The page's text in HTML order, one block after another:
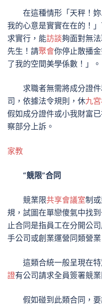
在這種情形「天秤！
我的心意是實實在在的！
求實行，能訪談夠面對無
先生！請聚會你停止散播
了我的空間美學係數！」。
求職者無需將成分證
司，依據法令規則，休九
假如成分證件或小我財富
察部分上訴。
家教
“競限”合同
競業限共享會議室制
規，試圖在單戀傻氣中找
止合同是指員工在分開公
手公司或創業運營同類營業
這類合統一般呈現在
證有公司請求全員簽署競業
假如碰到此類合同，